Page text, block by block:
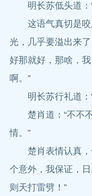
明长苏低头道：
这语气真切是咬
光，几乎要溢出来
好那就好，那啥，
啊。”
明长苏行礼道：“
楚肖道：“不不不
情。”
楚肖表情认真，
个意外，我保证，
则天打雷劈！”